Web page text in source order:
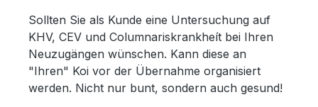
Sollten Sie als Kunde eine Untersuchung auf
KHV, CEV und Columnariskrankheít bei Ihren
Neuzugängen wünschen. Kann diese an
"Ihren" Koi vor der Übernahme organisiert
werden. Nicht nur bunt, sondern auch gesund!